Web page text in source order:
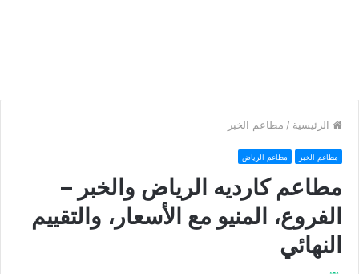
الرئيسية / مطاعم الخبر
مطاعم الخبر مطاعم الرياض
مطاعم كارديه الرياض والخبر –
الفروع، المنيو مع الأسعار، والتقييم
النهائي